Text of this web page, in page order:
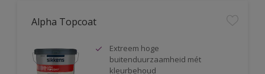
Alpha Topcoat
Extreem hoge
buitenduurzaamheid mét
kleurbehoud